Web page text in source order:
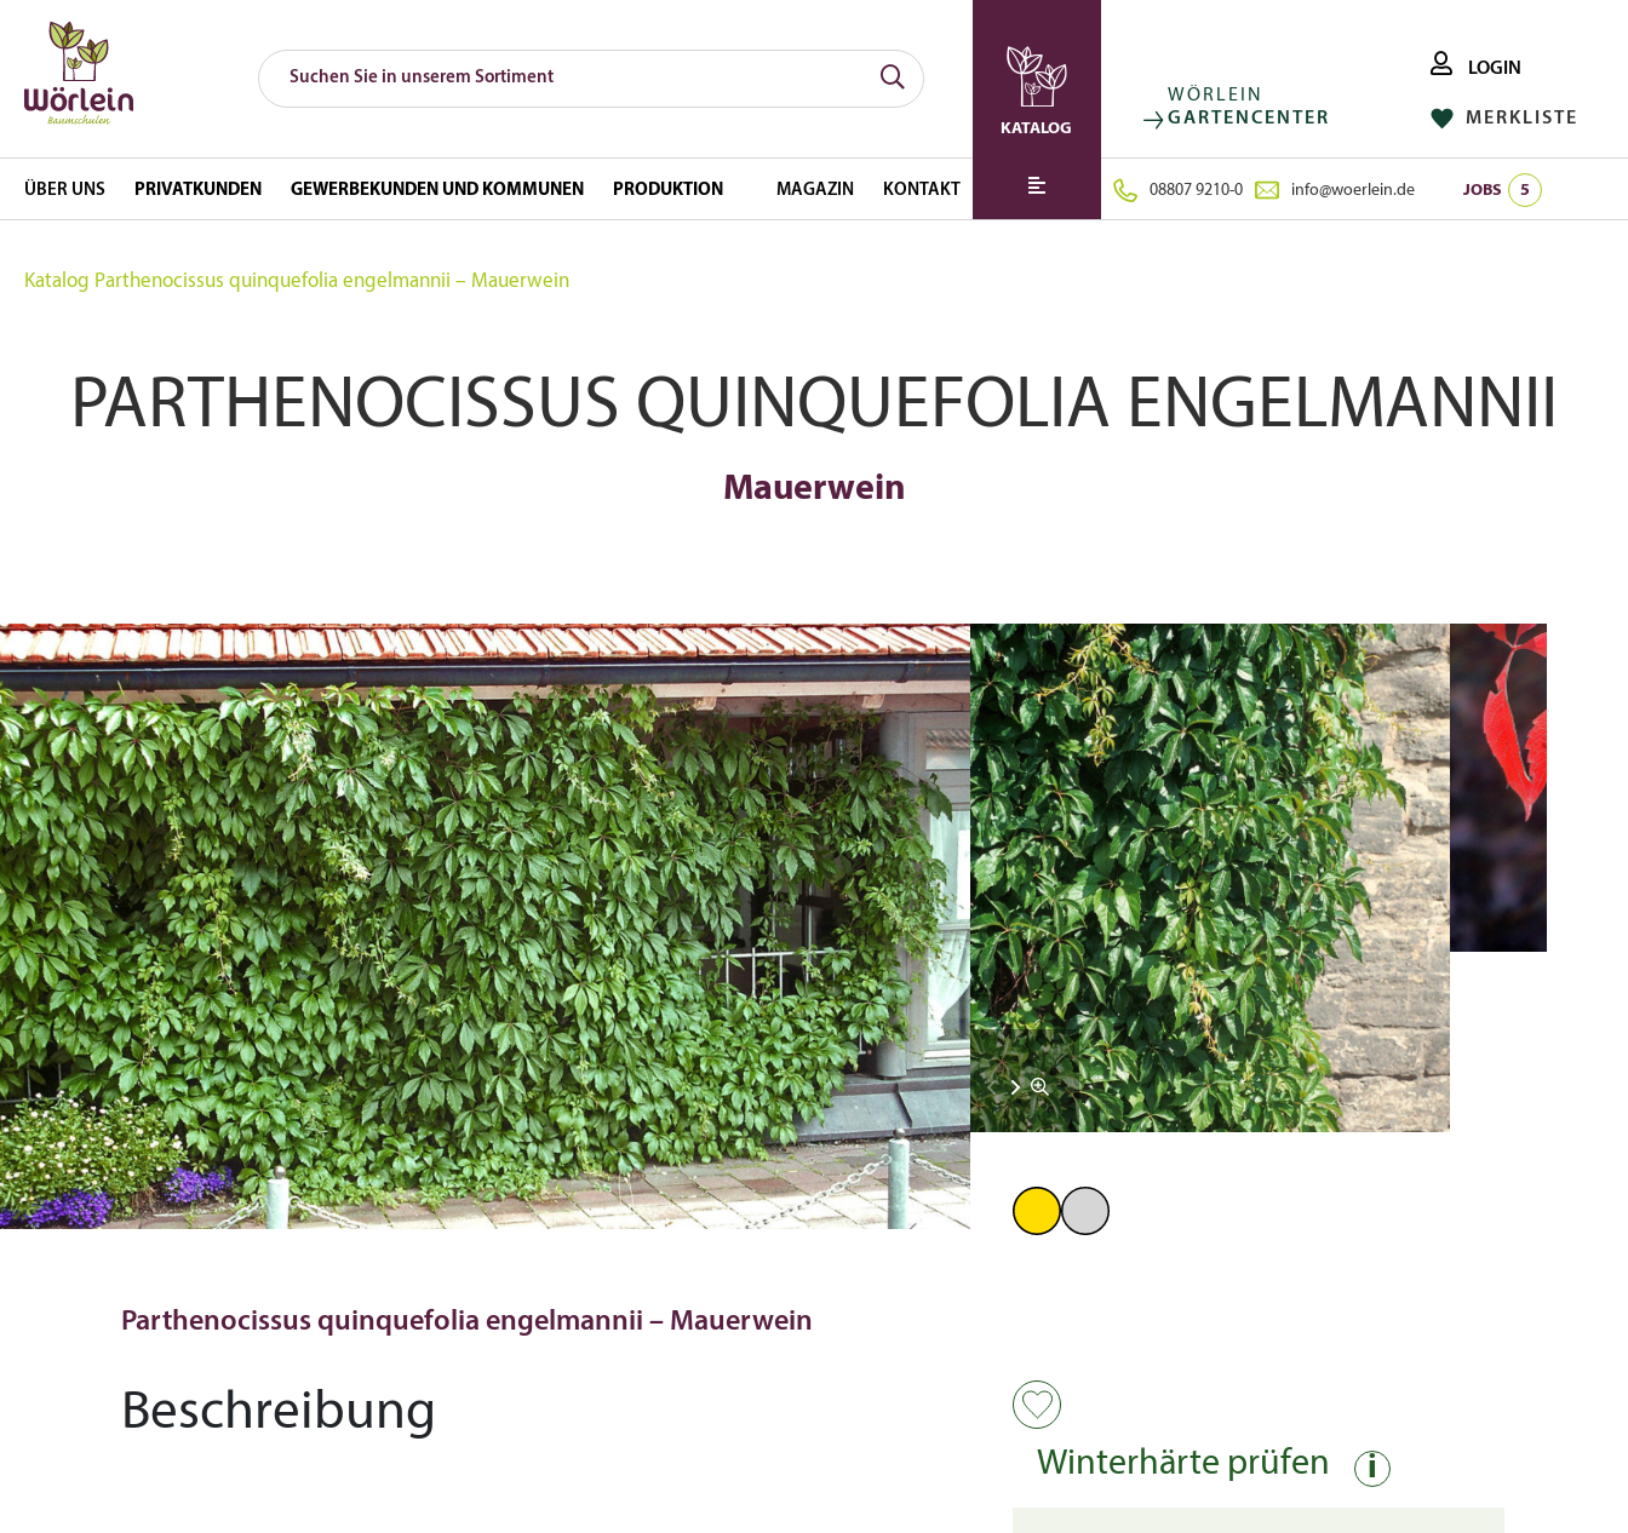
KATALOG
ÜBER UNS PRIVATKUNDEN GEWERBEKUNDEN UND KOMMUNEN PRODUKTION MAGAZIN KONTAKT
WÖRLEIN
GARTENCENTER
LOGIN
MERKLISTE
08807 9210-0 info@woerlein.de JOBS 5
FOLGE UNS AUF: INSTAGRAM FACEBOOK
Katalog Parthenocissus quinquefolia engelmannii – Mauerwein
PARTHENOCISSUS QUINQUEFOLIA ENGELMANNII
Mauerwein
Parthenocissus quinquefolia engelmannii – Mauerwein
Beschreibung
Winterhärte prüfen i